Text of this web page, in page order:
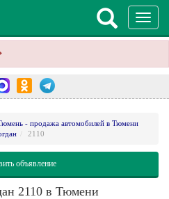
- продажа автомобилей в Тюмени
2110
объявление
2110 в Тюмени